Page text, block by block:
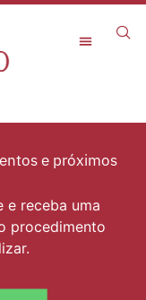
e próximos
e receba uma
procedimento